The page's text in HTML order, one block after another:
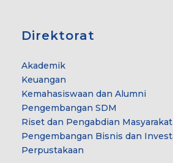
Direktorat
Akademik
Keuangan
Kemahasiswaan dan Alumni
Pengembangan SDM
Riset dan Pengabdian Masyarakat
Pengembangan Bisnis dan
Perpustakaan